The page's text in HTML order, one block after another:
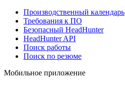
Производственный календарь
Требования к ПО
Безопасный HeadHunter
HeadHunter API
Поиск работы
Поиск по резюме
Мобильное приложение